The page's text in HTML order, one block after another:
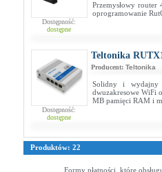
Dostępność:
dostępne
Przemysłowy
oprogramowanie
Dostępność:
dostępne
Teltonika
Producent: Teltonika
Solidny i wydajny
dwuzakresowe WiFi
MB pamięci RAM i
Produktów: 22
Formy płatności, które